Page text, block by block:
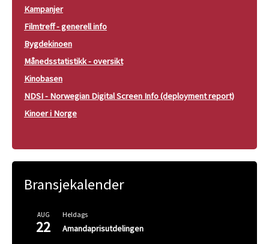
Kampanjer
Filmtreff - generell info
Bygdekinoen
Månedsstatistikk - oversikt
Kinobasen
NDSI - Norwegian Digital Screen Info (deployment report)
Kinoer i Norge
Bransjekalender
AUG
22
Heldags
Amandaprisutdelingen